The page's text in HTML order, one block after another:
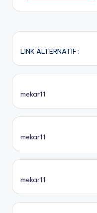
LINK ALTERNATIF :
mekar11
mekar11
mekar11